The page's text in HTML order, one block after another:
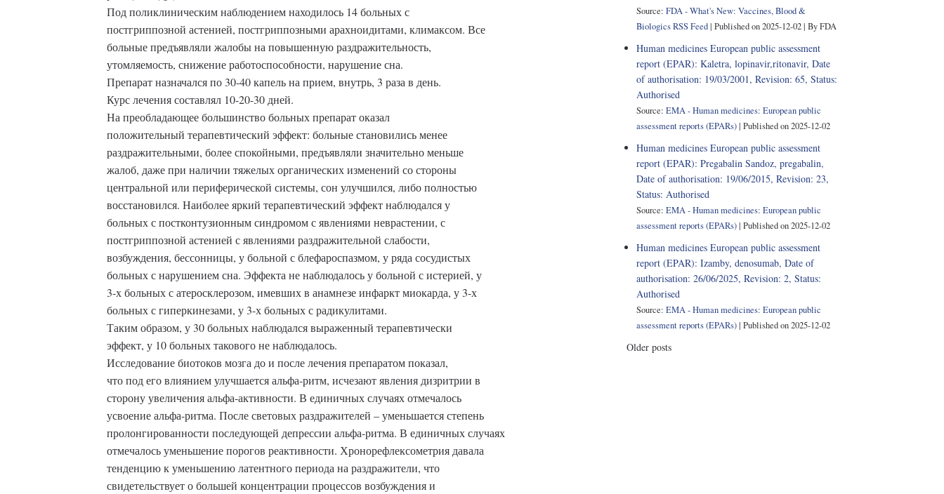
Под поликлиническим наблюдением находилось 14 больных с
постгриппозной астенией, постгриппозными арахноидитами, климаксом. Все
больные предъявляли жалобы на повышенную раздражительность,
утомляемость, снижение работоспособности, нарушение сна.
Препарат назначался по 30-40 капель на прием, внутрь, 3 раза в день.
Курс лечения составлял 10-20-30 дней.
На преобладающее большинство больных препарат оказал
положительный терапевтический эффект: больные становились менее
раздражительными, более спокойными, предъявляли значительно меньше
жалоб, даже при наличии тяжелых органических изменений со стороны
центральной или периферической системы, сон улучшился, либо полностью
восстановился. Наиболее яркий терапевтический эффект наблюдался у
больных с постконтузионным синдромом с явлениями неврастении, с
постгриппозной астенией с явлениями раздражительной слабости,
возбуждения, бессонницы, у больной с блефароспазмом, у ряда сосудистых
больных с нарушением сна. Эффекта не наблюдалось у больной с истерией, у
3-х больных с атеросклерозом, имевших в анамнезе инфаркт миокарда, у 3-х
больных с гиперкинезами, у 3-х больных с радикулитами.
Таким образом, у 30 больных наблюдался выраженный терапевтически
эффект, у 10 больных такового не наблюдалось.
Исследование биотоков мозга до и после лечения препаратом показал,
что под его влиянием улучшается альфа-ритм, исчезают явления дизритрии в
сторону увеличения альфа-активности. В единичных случаях отмечалось
усвоение альфа-ритма. После световых раздражителей – уменьшается степень
пролонгированности последующей депрессии альфа-ритма. В единичных случаях
отмечалось уменьшение порогов реактивности. Хронорефлексометрия давала
тенденцию к уменьшению латентного периода на раздражители, что
свидетельствует о большей концентрации процессов возбуждения и
Source: FDA - What's New: Vaccines, Blood &
Biologics RSS Feed Published on 2025-12-02 By FDA
Human medicines European public assessment
report (EPAR): Kaletra, lopinavir,ritonavir, Date
of authorisation: 19/03/2001, Revision: 65, Status:
Authorised
Source: EMA - Human medicines: European public
assessment reports (EPARs) Published on 2025-12-02
Human medicines European public assessment
report (EPAR): Pregabalin Sandoz, pregabalin,
Date of authorisation: 19/06/2015, Revision: 23,
Status: Authorised
Source: EMA - Human medicines: European public
assessment reports (EPARs) Published on 2025-12-02
Human medicines European public assessment
report (EPAR): Izamby, denosumab, Date of
authorisation: 26/06/2025, Revision: 2, Status:
Authorised
Source: EMA - Human medicines: European public
assessment reports (EPARs) Published on 2025-12-02
Older posts